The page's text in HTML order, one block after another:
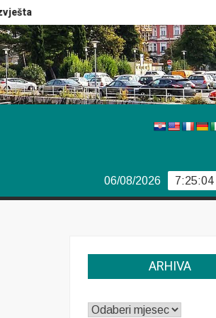
Europola
7:25:05
06/08/2026
ARHIVA
ARHIVA